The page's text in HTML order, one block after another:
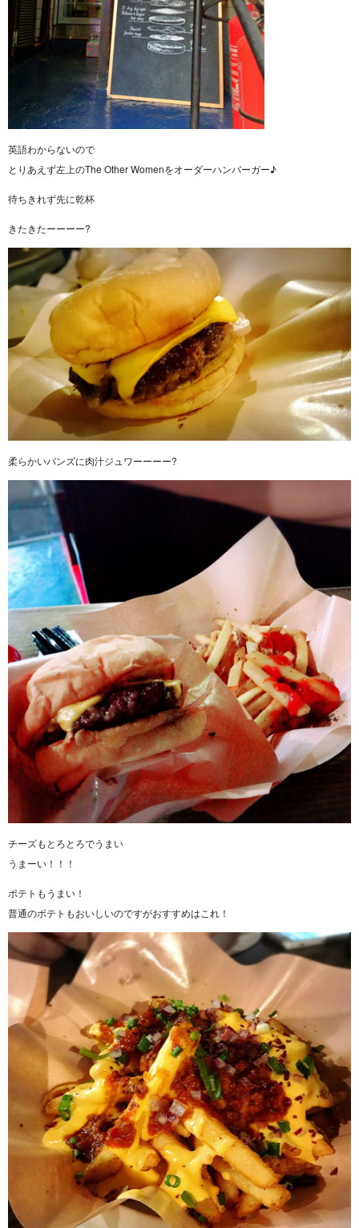
英語わからないので
とりあえず左上のThe Other Womenをオーダーハンバーガー♪
待ちきれず先に乾杯
きたきたーーーー?
柔らかいバンズに肉汁ジュワーーーー?
チーズもとろとろでうまい
うまーい！！！
ポテトもうまい！
普通のポテトもおいしいのですがおすすめはこれ！